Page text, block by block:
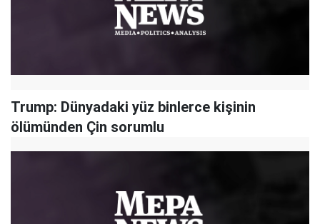
Trump: Dünyadaki yüz binlerce kişinin
ölümünden Çin sorumlu